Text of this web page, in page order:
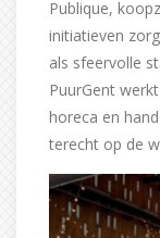
Publique,
initiatieven
als sfeervolle
PuurGent
horeca en
terecht op de